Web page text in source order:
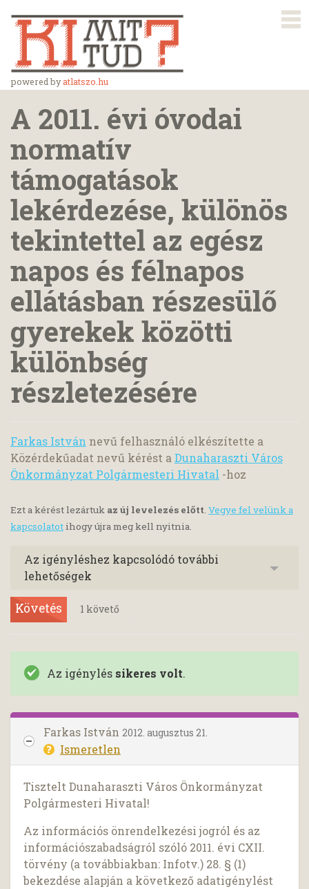
powered byatlatszo.hu
A 2011. évi óvodai
normatív
támogatások
lekérdezése, különös
tekintettel az egész
napos és félnapos
ellátásban részesülő
gyerekek közötti
különbség
részletezésére
Farkas István nevű felhasználó elkészítette a
Közérdekűadat nevű kérést a Dunaharaszti Város
Önkormányzat Polgármesteri Hivatal -hoz
Ezt a kérést lezártuk az új levelezés előtt. Vegye fel velünk a
kapcsolatotihogy újra meg kell nyitnia.
Az igényléshez kapcsolódó további
lehetőségek
Követés 1 követő
Az igénylés sikeres volt.
Farkas István 2012. augusztus 21.
Ismeretlen
Tisztelt Dunaharaszti Város Önkormányzat
Polgármesteri Hivatal!
Az információs önrendelkezési jogról és az
információszabadságról szóló 2011. évi CXII.
törvény (a továbbiakban: Infotv.) 28. § (1)
bekezdése alapján a következő adatigénylést